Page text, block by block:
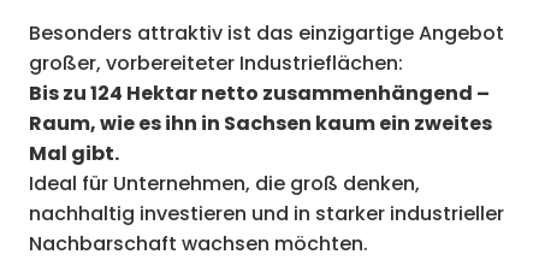
Besonders attraktiv ist das einzigartige Angebot
großer, vorbereiteter Industrieflächen:
Bis zu 124 Hektar netto zusammenhängend –
Raum, wie es ihn in Sachsen kaum ein zweites
Mal gibt.
Ideal für Unternehmen, die groß denken,
nachhaltig investieren und in starker industrieller
Nachbarschaft wachsen möchten.